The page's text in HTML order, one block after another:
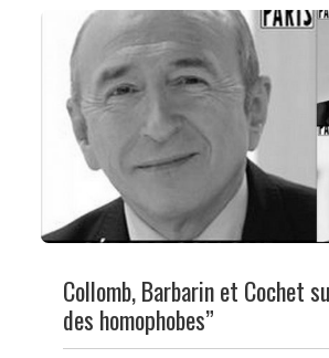
Collomb, Barbarin et Cochet
des homophobes”